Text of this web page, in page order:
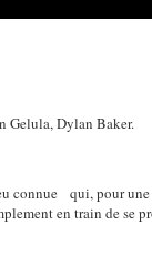
Gelula, Dylan Baker.
connue qui, pour une
en train de se